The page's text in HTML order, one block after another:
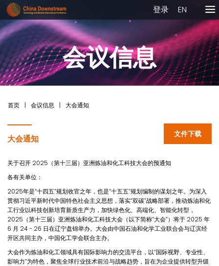
登录 EN
会议信息
首页 | 会议信息 | 大会通知
大会通知 文件下载
关于召开 2025（第十三届）亚洲炼油和化工科技大会的预通知
各有关单位：
2025年是“十四五”规划收官之年，也是“十五五”规划编制的谋划之年。为深入
贯彻习近平新时代中国特色社会主义思想，落实“双碳”战略部署，推动炼油和化
工行业以科技创新培育新质生产力，加快绿色化、高端化、智能化转型，
2025（第十三届）亚洲炼油和化工科技大会（以下简称“大会”）将于 2025 年
6 月 24 - 26 日在辽宁盘锦举办。大会由中国石油和化学工业联合会与辽滨经
开区共同主办，中国化工学会联合主办。
大会作为炼油和化工领域具有国际影响力的交流平台，以“国际视野、专业性、
影响力”为特色，聚焦全球行业技术前沿与战略趋势，旨在为企业提供转型升级